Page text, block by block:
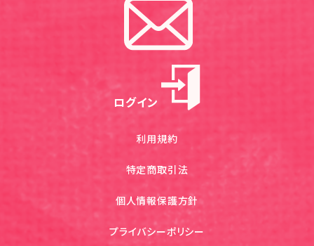
ログイン
利用規約
特定商取引法
個人情報保護方針
プライバシーポリシー